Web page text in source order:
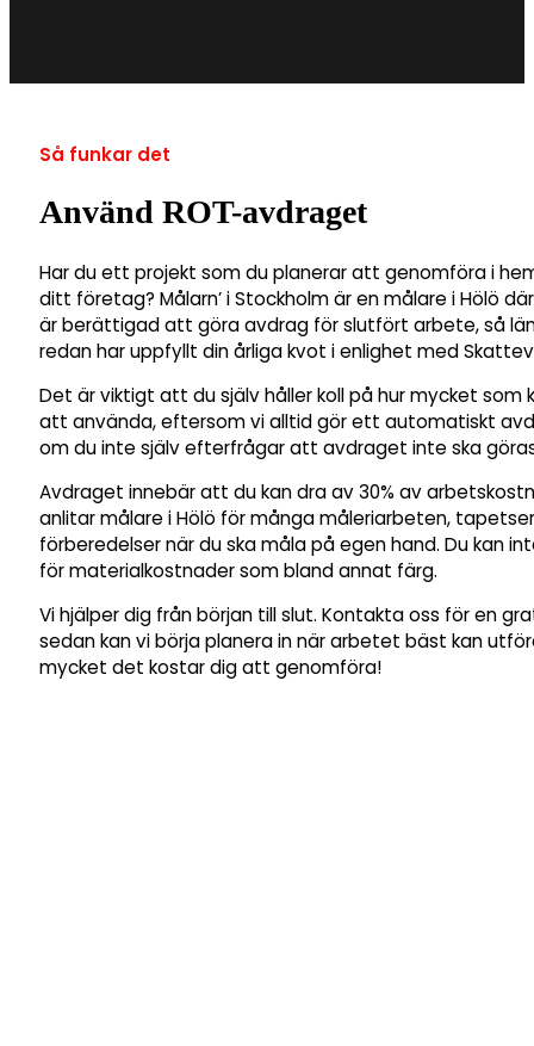
Så funkar det
Använd ROT-avdraget
Har du ett projekt som du planerar att genomföra i
ditt företag? Målarn’ i Stockholm är en målare i Hölö
är berättigad att göra avdrag för slutfört arbete, så
redan har uppfyllt din årliga kvot i enlighet med
Det är viktigt att du själv håller koll på hur mycket som
att använda, eftersom vi alltid gör ett automatiskt
om du inte själv efterfrågar att avdraget inte ska
Avdraget innebär att du kan dra av 30% av
anlitar målare i Hölö för många måleriarbeten,
förberedelser när du ska måla på egen hand. Du kan
för materialkostnader som bland annat färg.
Vi hjälper dig från början till slut. Kontakta oss för en
sedan kan vi börja planera in när arbetet bäst kan
mycket det kostar dig att genomföra!